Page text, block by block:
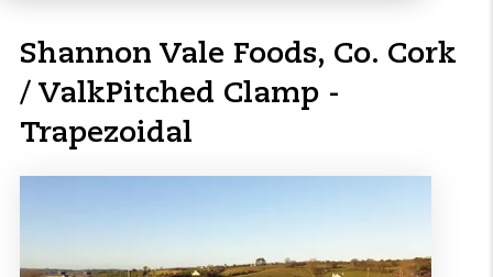
Shannon Vale Foods, Co. Cork
/ ValkPitched Clamp -
Trapezoidal